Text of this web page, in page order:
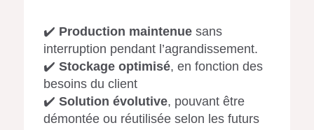
✔️ Production maintenue sans
interruption pendant l’agrandissement.
✔️Stockage optimisé, en fonction des
besoins du client
✔️Solution évolutive, pouvant être
démontée ou réutilisée selon les futurs